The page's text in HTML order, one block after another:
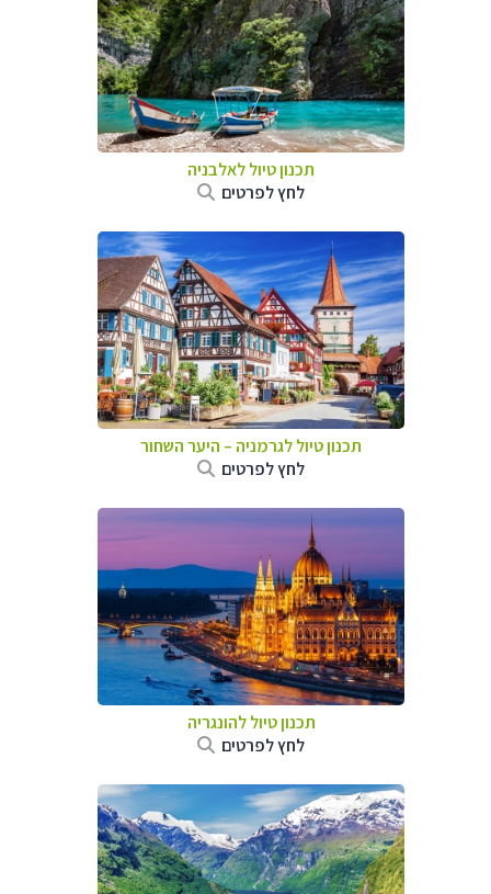
תכנון טיול לאלבניה
לחץ לפרטים
תכנון טיול לגרמניה – היער השחור
לחץ לפרטים
תכנון טיול להונגריה
לחץ לפרטים